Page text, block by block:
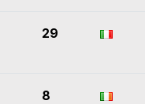
29
8